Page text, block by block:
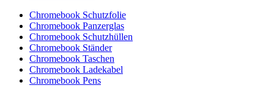
Chromebook Schutzfolie
Chromebook Panzerglas
Chromebook Schutzhüllen
Chromebook Ständer
Chromebook Taschen
Chromebook Ladekabel
Chromebook Pens